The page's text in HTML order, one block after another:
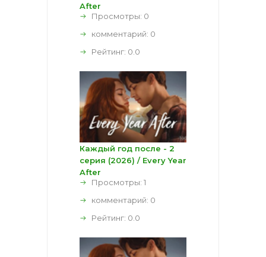
After
Просмотры: 0
комментарий: 0
Рейтинг: 0.0
Каждый год после - 2
серия (2026) / Every Year
After
Просмотры: 1
комментарий: 0
Рейтинг: 0.0